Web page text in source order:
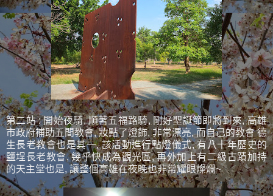
第二站 : 開始夜騎, 順著五福路騎, 剛好聖誕節即將到來, 高雄
市政府補助五間教會, 妝點了燈飾, 非常漂亮, 而自己的教會 德
生長老教會也是其一, 該活動進行點燈儀式, 有八十年歷史的
鹽埕長老教會, 幾乎快成為觀光區, 再外加上有二級古蹟加持
的天主堂也是, 讓整個高雄在夜晚也非常耀眼燦爛~